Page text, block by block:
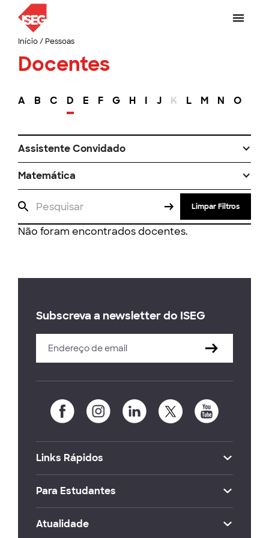
Início/ Pessoas
Docentes
A B C D E F G H I J K L M N O
Assistente Convidado
Matemática
Limpar Filtros
Não foram encontrados docentes.
Subscreva a newsletter do ISEG
Links Rápidos
Para Estudantes
Atualidade